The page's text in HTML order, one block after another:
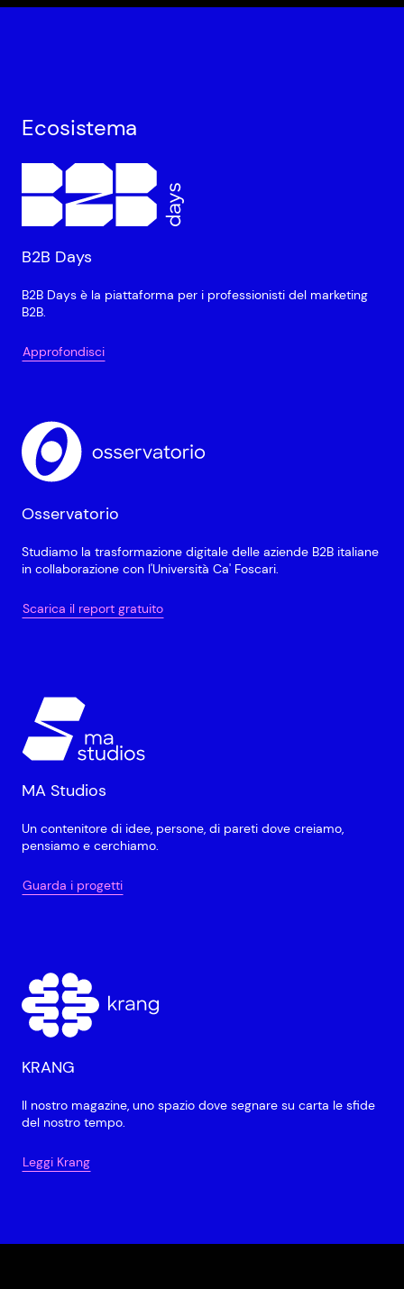
Ecosistema
B2B Days
B2B Days è la piattaforma per i professionisti del marketing
B2B.
Approfondisci
Osservatorio
Studiamo la trasformazione digitale delle aziende B2B italiane
in collaborazione con l'Università Ca' Foscari.
Scarica il report gratuito
MA Studios
Un contenitore di idee, persone, di pareti dove creiamo,
pensiamo e cerchiamo.
Guarda i progetti
KRANG
Il nostro magazine, uno spazio dove segnare su carta le sfide
del nostro tempo.
Leggi Krang